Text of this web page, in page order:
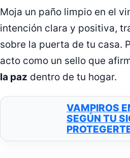
Moja un paño limpio en el
intención clara y positiva,
sobre la puerta de tu casa.
acto como un sello que
la paz dentro de tu hogar.
VAMPIROS
SEGÚN TU